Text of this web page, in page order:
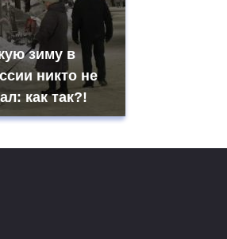
зиму в
никто не
как так?!